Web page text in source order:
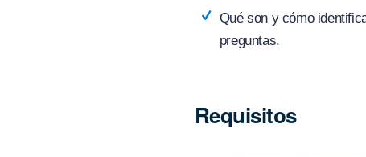
Qué son y cómo
preguntas.
Requisitos